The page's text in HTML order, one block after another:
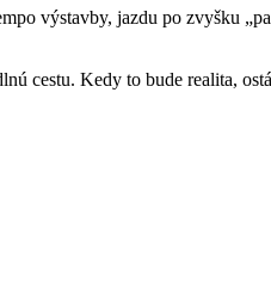
výstavby, jazdu po zvyšku
cestu. Kedy to bude realita,